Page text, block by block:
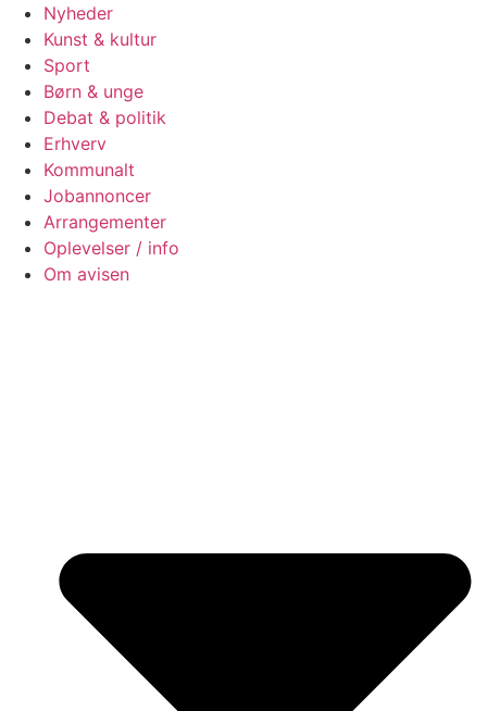
Nyheder
Kunst & kultur
Sport
Børn & unge
Debat & politik
Erhverv
Kommunalt
Jobannoncer
Arrangementer
Oplevelser / info
Om avisen